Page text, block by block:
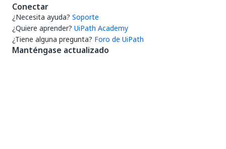
Conectar
¿Necesita ayuda? Soporte
¿Quiere aprender? UiPath Academy
¿Tiene alguna pregunta? Foro de UiPath
Manténgase actualizado